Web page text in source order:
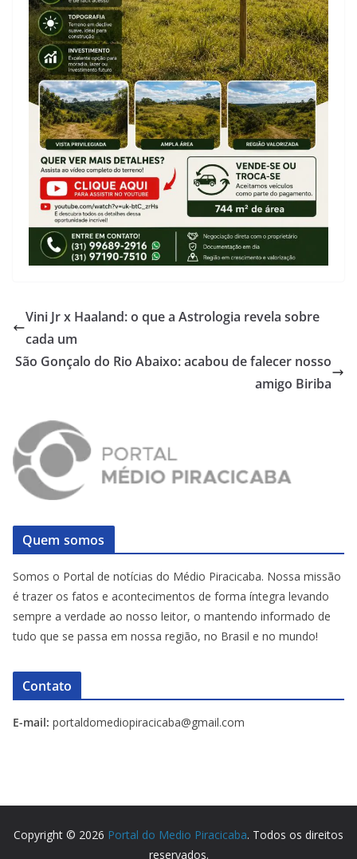
Vini Jr x Haaland: o que a Astrologia revela sobre
cada um
São Gonçalo do Rio Abaixo: acabou de falecer nosso
amigo Biriba
Quem somos
Somos o Portal de notícias do Médio Piracicaba. Nossa missão
é trazer os fatos e acontecimentos de forma íntegra levando
sempre a verdade ao nosso leitor, o mantendo informado de
tudo que se passa em nossa região, no Brasil e no mundo!
Contato
E-mail: portaldomediopiracicaba@gmail.com
Copyright © 2026 Portal do Medio Piracicaba. Todos os direitos
reservados.